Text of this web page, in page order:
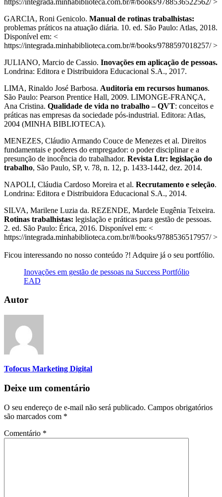
GARCIA, Roni Genicolo. Manual de rotinas trabalhistas:
problemas práticos na atuação diária. 10. ed. São Paulo: Atlas, 2018.
Disponível em: <
https://integrada.minhabiblioteca.com.br/#/books/9788597018257/ >
JULIANO, Marcio de Cassio. Inovações em aplicação de pessoas.
Londrina: Editora e Distribuidora Educacional S.A., 2017.
LIMA, Rinaldo José Barbosa. Auditoria em recursos humanos.
São Paulo: Pearson Prentice Hall, 2009. LIMONGE-FRANÇA,
Ana Cristina. Qualidade de vida no trabalho – QVT: conceitos e
práticas nas empresas da sociedade pós-industrial. Editora: Atlas,
2004 (MINHA BIBLIOTECA).
MENEZES, Cláudio Armando Couce de Menezes et al. Direitos
fundamentais e poderes do empregador: o poder disciplinar e a
presunção de inocência do trabalhador. Revista Ltr: legislação do
trabalho, São Paulo, SP, v. 78, n. 12, p. 1433-1442, dez. 2014.
NAPOLI, Cláudia Cardoso Moreira et al. Recrutamento e seleção.
Londrina: Editora e Distribuidora Educacional S.A., 2014.
SILVA, Marilene Luzia da. REZENDE, Mardele Eugênia Teixeira.
Rotinas trabalhistas: legislação e práticas para gestão de pessoas.
2. ed. São Paulo: Érica, 2016. Disponível em: <
https://integrada.minhabiblioteca.com.br/#/books/9788536517957/ >
Ficou interessando no nosso conteúdo ?! Adquire já o seu portfólio.
Inovações em gestão de pessoas na Success Portfólio
EAD
Autor
Tofocus Marketing Digital
Deixe um comentário
O seu endereço de e-mail não será publicado. Campos obrigatórios
são marcados com *
Comentário *